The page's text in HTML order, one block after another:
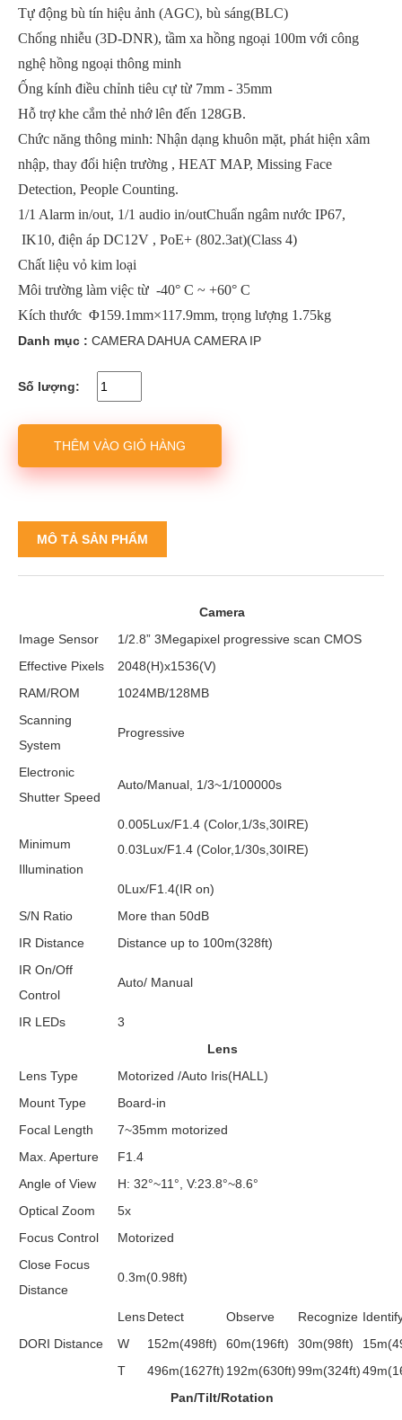
Tự động bù tín hiệu ảnh (AGC), bù sáng(BLC)
Chống nhiễu (3D-DNR), tầm xa hồng ngoại 100m với công
nghệ hồng ngoại thông minh
Ống kính điều chỉnh tiêu cự từ 7mm - 35mm
Hỗ trợ khe cắm thẻ nhớ lên đến 128GB.
Chức năng thông minh: Nhận dạng khuôn mặt, phát hiện xâm
nhập, thay đổi hiện trường , HEAT MAP, Missing Face
Detection, People Counting.
1/1 Alarm in/out, 1/1 audio in/outChuẩn ngâm nước IP67,
IK10, điện áp DC12V , PoE+ (802.3at)(Class 4)
Chất liệu vỏ kim loại
Môi trường làm việc từ -40° C ~ +60° C
Kích thước Φ159.1mm×117.9mm, trọng lượng 1.75kg
Danh mục : CAMERA DAHUA CAMERA IP
Số lượng:
THÊM VÀO GIỎ HÀNG
MÔ TẢ SẢN PHẨM
Camera
Image Sensor
1/2.8” 3Megapixel progressive scan CMOS
Effective Pixels
2048(H)x1536(V)
RAM/ROM
1024MB/128MB
Scanning
System
Progressive
Electronic
Shutter Speed
Auto/Manual, 1/3~1/100000s
Minimum
Illumination
0.005Lux/F1.4 (Color,1/3s,30IRE)
0.03Lux/F1.4 (Color,1/30s,30IRE)
0Lux/F1.4(IR on)
S/N Ratio
More than 50dB
IR Distance
Distance up to 100m(328ft)
IR On/Off
Control
Auto/ Manual
IR LEDs
3
Lens
Lens Type
Motorized /Auto Iris(HALL)
Mount Type
Board-in
Focal Length
7~35mm motorized
Max. Aperture
F1.4
Angle of View
H: 32°~11°, V:23.8°~8.6°
Optical Zoom
5x
Focus Control
Motorized
Close Focus
Distance
0.3m(0.98ft)
DORI Distance
LensDetect Observe Recognize
W
152m(498ft) 60m(196ft) 30m(98ft)
T
496m(1627ft) 192m(630ft)99m(324ft)
Pan/Tilt/Rotation